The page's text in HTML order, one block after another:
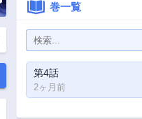
巻一覧
第4話
2ヶ月前